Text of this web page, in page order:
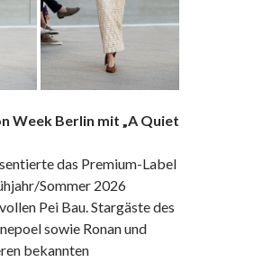
Week Berlin mit „A Quiet
das Premium-Label
Sommer 2026
Pei Bau. Stargäste des
sowie Ronan und
bekannten